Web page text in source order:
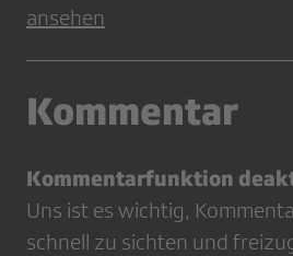
ansehen
Kommentar
Kommentarfunktion
Uns ist es wichtig,
schnell zu sichten und